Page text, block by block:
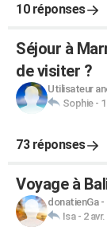
10 réponses
Séjour à
de visiter ?
Utilisateur
Sophie-
73 réponses
Voyage à
donatienGa-
Isa- 2